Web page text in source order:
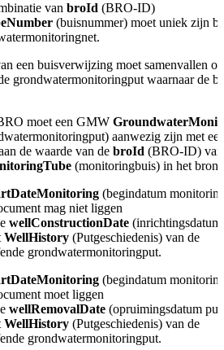
van broId (BRO-ID)
(buisnummer) moet uniek zijn
een buisverwijzing moet samenvallen
grondwatermonitoringput waarnaar de
moet een GMW
aanwezig zijn met
de waarde van de broId (BRO-ID) van
(monitoringbuis) in het
(begindatum
mag niet liggen
wellConstructionDate
WellHistory (Putgeschiedenis) van de
grondwatermonitoringput.
(begindatum
moet liggen
wellRemovalDate (opruimingsdatum
WellHistory (Putgeschiedenis) van de
grondwatermonitoringput.